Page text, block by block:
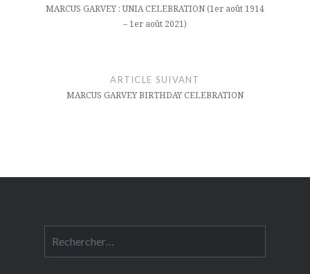
l’articleMARCUS GARVEY : UNIA CELEBRATION (1er août 1914
– 1er août 2021)
ARTICLE SUIVANT
MARCUS GARVEY BIRTHDAY CELEBRATION